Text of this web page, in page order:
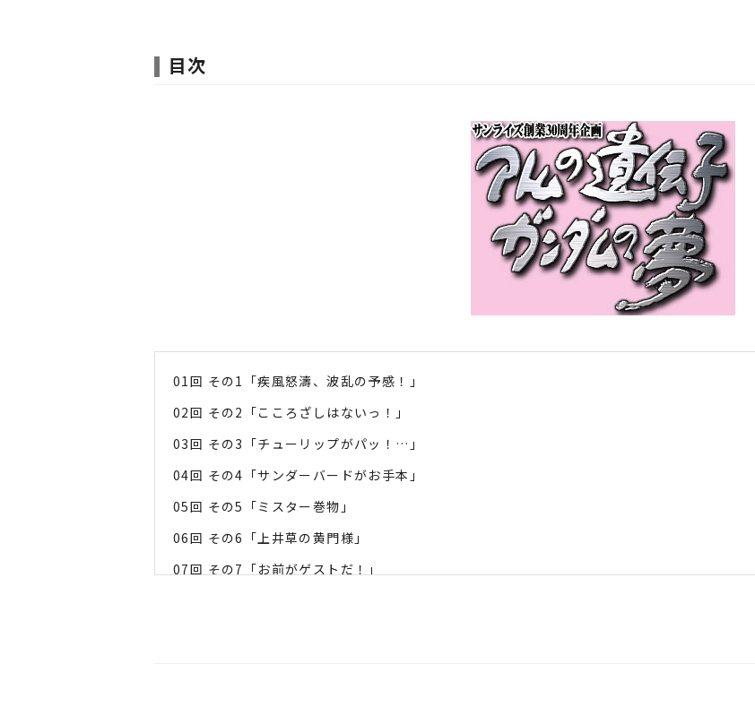
目次
01回 その1「疾風怒濤、波乱の予感！」
02回 その2「こころざしはないっ！」
03回 その3「チューリップがパッ！…」
04回 その4「サンダーバードがお手本」
05回 その5「ミスター巻物」
06回 その6「上井草の黄門様」
07回 その7「お前がゲストだ！」